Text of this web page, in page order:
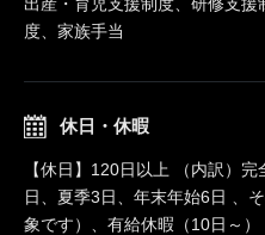
度、家族手当
休日・休暇
【休日】120日以上 （内訳）
日、夏季3日、年末年始6日 、
象です）、有給休暇（10日～